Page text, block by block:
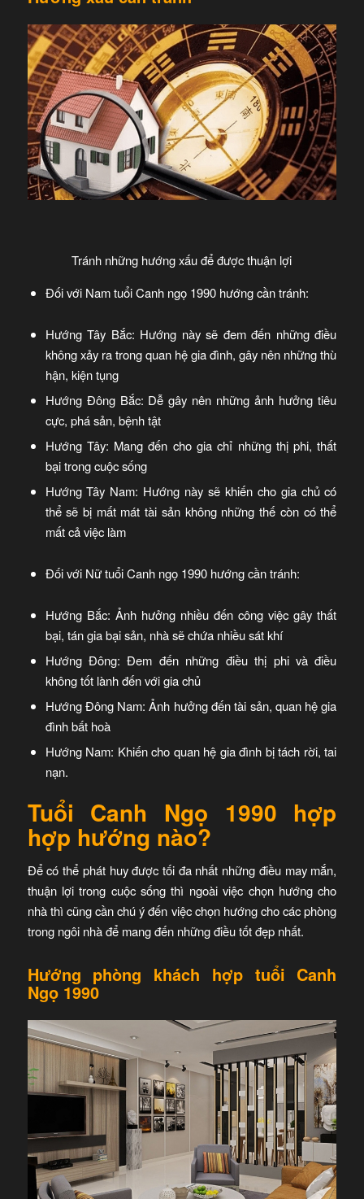
Tránh những hướng xấu để được thuận lợi
Đối với Nam tuổi Canh ngọ 1990 hướng cần tránh:
Hướng Tây Bắc: Hướng này sẽ đem đến những điều
không xảy ra trong quan hệ gia đình, gây nên những thù
hận, kiện tụng
Hướng Đông Bắc: Dễ gây nên những ảnh hưởng tiêu
cực, phá sản, bệnh tật
Hướng Tây: Mang đến cho gia chỉ những thị phi, thất
bại trong cuộc sống
Hướng Tây Nam: Hướng này sẽ khiến cho gia chủ có
thể sẽ bị mất mát tài sản không những thế còn có thể
mất cả việc làm
Đối với Nữ tuổi Canh ngọ 1990 hướng cần tránh:
Hướng Bắc: Ảnh hưởng nhiều đến công việc gây thất
bại, tán gia bại sản, nhà sẽ chứa nhiều sát khí
Hướng Đông: Đem đến những điều thị phi và điều
không tốt lành đến với gia chủ
Hướng Đông Nam: Ảnh hưởng đến tài sản, quan hệ gia
đình bất hoà
Hướng Nam: Khiến cho quan hệ gia đình bị tách rời, tai
nạn.
Tuổi Canh Ngọ 1990 hợp
hợp hướng nào?
Để có thể phát huy được tối đa nhất những điều may mắn,
thuận lợi trong cuộc sống thì ngoài việc chọn hướng cho
nhà thì cũng cần chú ý đến việc chọn hướng cho các phòng
trong ngôi nhà để mang đến những điều tốt đẹp nhất.
Hướng phòng khách hợp tuổi Canh
Ngọ 1990